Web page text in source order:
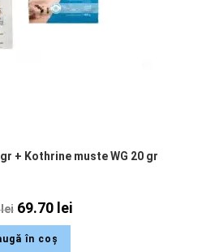
+ Kothrine muste WG 20 gr
lei 69.70 lei
în coș